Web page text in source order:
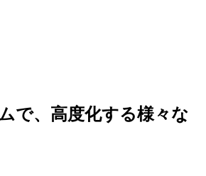
で、高度化する様々な